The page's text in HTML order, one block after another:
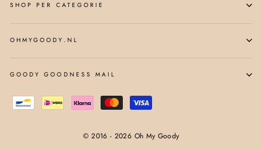
SHOP PER CATEGORIE
OHMYGOODY.NL
GOODY GOODNESS MAIL
© 2016 - 2026 Oh My Goody